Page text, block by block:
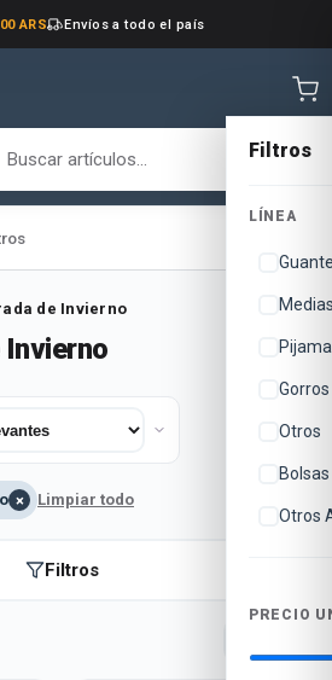
ARS Envíos a todo el país
de Invierno
× Limpiar todo
Filtros
Filtros
LÍNEA
Gorros
Otros
Otros
PRECIO